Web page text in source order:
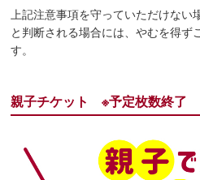
上記注意事項を守っていただけな
と判断される場合には、やむを得ず
す。
親子チケット ※予定枚数終了